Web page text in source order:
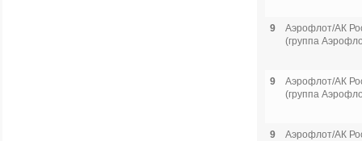
9
Аэрофлот/АК
(группа
9
Аэрофлот/АК
(группа
9
Аэрофлот/АК